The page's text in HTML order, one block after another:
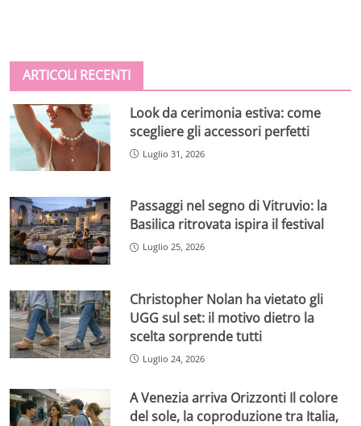
ARTICOLI RECENTI
Look da cerimonia estiva: come
scegliere gli accessori perfetti
Luglio 31, 2026
Passaggi nel segno di Vitruvio: la
Basilica ritrovata ispira il festival
Luglio 25, 2026
Christopher Nolan ha vietato gli
UGG sul set: il motivo dietro la
scelta sorprende tutti
Luglio 24, 2026
A Venezia arriva Orizzonti Il colore
del sole, la coproduzione tra Italia,